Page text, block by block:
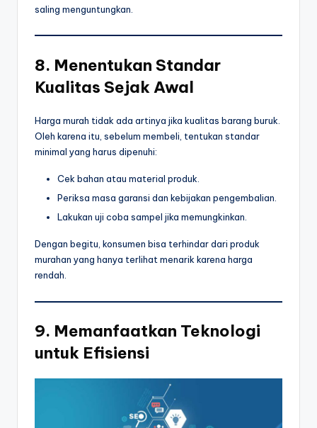
saling menguntungkan.
8. Menentukan Standar
Kualitas Sejak Awal
Harga murah tidak ada artinya jika kualitas barang buruk.
Oleh karena itu, sebelum membeli, tentukan standar
minimal yang harus dipenuhi:
Cek bahan atau material produk.
Periksa masa garansi dan kebijakan pengembalian.
Lakukan uji coba sampel jika memungkinkan.
Dengan begitu, konsumen bisa terhindar dari produk
murahan yang hanya terlihat menarik karena harga
rendah.
9. Memanfaatkan Teknologi
untuk Efisiensi